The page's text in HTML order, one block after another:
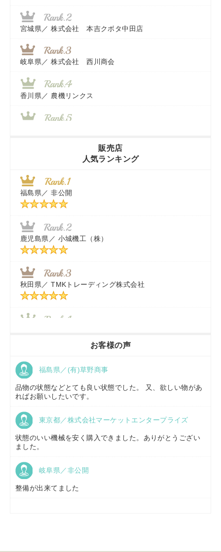
宮城県／ 株式会社 本吉クボタ中田店
岐阜県／ 株式会社 西川商会
香川県／ 農機リンクス
近江商事合同会社：「茨城中古農建機販売」
千葉県／ 株式会社テクノ・タカ
福岡県／株式会社カドワキ機械（旧ナカガワ農機商会）
東京都／
秋田県／ TMKトレーディング株式会社
販売店
人気ランキング
福島県／ 非公開
鹿児島県／ 小城機工（株）
秋田県／ TMKトレーディング株式会社
京都府／
福島県／(有)草野商事
山形県／株式会社ノーキステージ
お客様の声
福島県／(有)草野商事
品物の状態などとても良い状態でした。 又、欲しい物があ
ればお願いしたいです。
東京都／株式会社マーケットエンタープライズ
状態のいい機械を安く購入できました。ありがとうござい
ました。
岐阜県／非公開
整備が出来てました